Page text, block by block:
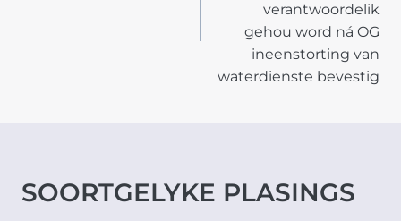
verantwoordelik
gehou word ná OG
ineenstorting van
waterdienste bevestig
SOORTGELYKE PLASINGS